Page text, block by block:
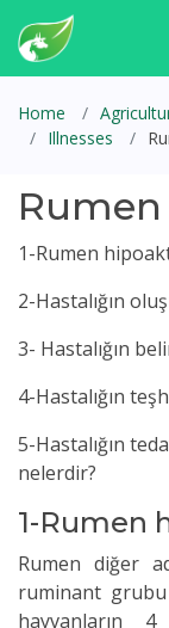
Home
Illnesses
1-Rumen
2-Hastalığın
3- Hastalığın
4-Hastalığın
5-Hastalığın
nelerdir?
1-Rumen
Rumen diğer
ruminant
hayvanların